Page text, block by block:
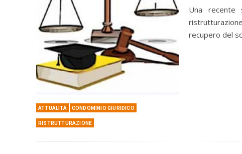
ATTUALITÀ CONDOMINIO GIURIDICO
RISTRUTTURAZIONE
Una recente
recupero del